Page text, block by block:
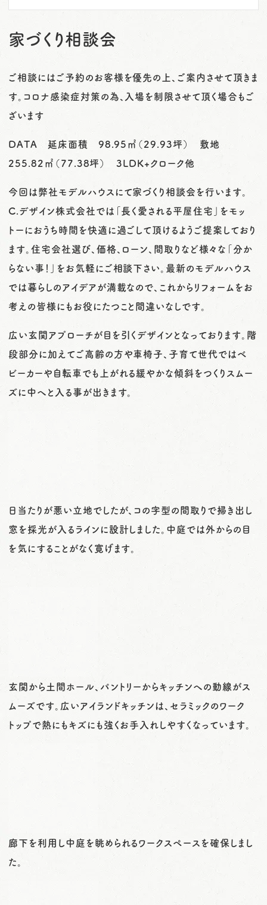
家づくり相談会
ご相談にはご予約のお客様を優先の上、ご案内させて頂きま
す。コロナ感染症対策の為、入場を制限させて頂く場合もご
ざいます
DATA 延床面積 98.95㎡（29.93坪） 敷地
255.82㎡（77.38坪） 3LDK+クローク他
今回は弊社モデルハウスにて家づくり相談会を行います。
C.デザイン株式会社では「長く愛される平屋住宅」をモッ
トーにおうち時間を快適に過ごして頂けるようご提案しており
ます。住宅会社選び、価格、ローン、間取りなど様々な「分か
らない事！」をお気軽にご相談下さい。最新のモデルハウス
では暮らしのアイデアが満載なので、これからリフォームをお
考えの皆様にもお役にたつこと間違いなしです。
広い玄関アプローチが目を引くデザインとなっております。階
段部分に加えてご高齢の方や車椅子、子育て世代ではベ
ビーカーや自転車でも上がれる緩やかな傾斜をつくりスムー
ズに中へと入る事が出きます。
日当たりが悪い立地でしたが、コの字型の間取りで掃き出し
窓を採光が入るラインに設計しました。中庭では外からの目
を気にすることがなく寛げます。
玄関から土間ホール、パントリーからキッチンへの動線がス
ムーズです。広いアイランドキッチンは、セラミックのワーク
トップで熱にもキズにも強くお手入れしやすくなっています。
廊下を利用し中庭を眺められるワークスペースを確保しまし
た。